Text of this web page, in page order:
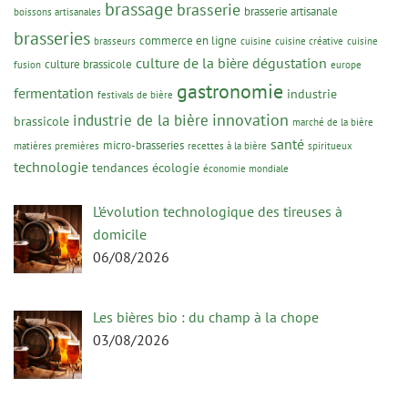
boissons artisanales brassage brasserie brasserie artisanale
brasseries brasseurs commerce en ligne cuisine cuisine créative cuisine
fusion culture brassicole culture de la bière dégustation europe
fermentation festivals de bière gastronomie industrie
brassicole industrie de la bière innovation marché de la bière
matières premières micro-brasseries recettes à la bière santé spiritueux
technologie tendances écologie économie mondiale
L’évolution technologique des tireuses à
domicile
06/08/2026
Les bières bio : du champ à la chope
03/08/2026